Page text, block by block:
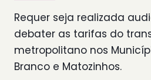
Requer seja realizada
debater as tarifas do
metropolitano nos
Branco e Matozinhos.